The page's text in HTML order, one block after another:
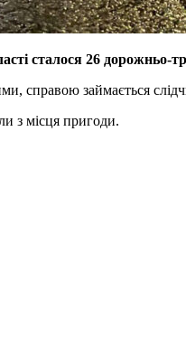
сталося 26 дорожньо-
справою займається
з місця пригоди.